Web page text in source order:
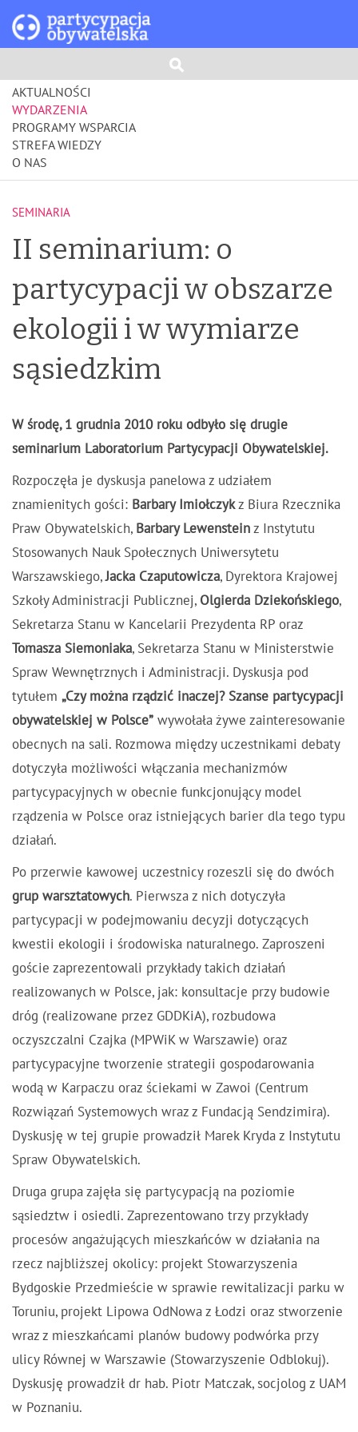
AKTUALNOŚCI
WYDARZENIA
PROGRAMY WSPARCIA
STREFA WIEDZY
O NAS
SEMINARIA
II seminarium: o
partycypacji w obszarze
ekologii i w wymiarze
sąsiedzkim
W środę, 1 grudnia 2010 roku odbyło się drugie
seminarium Laboratorium Partycypacji Obywatelskiej.
Rozpoczęła je dyskusja panelowa z udziałem
znamienitych gości: Barbary Imiołczykz Biura Rzecznika
Praw Obywatelskich, Barbary Lewenstein z Instytutu
Stosowanych Nauk Społecznych Uniwersytetu
Warszawskiego,Jacka Czaputowicza, Dyrektora Krajowej
Szkoły Administracji Publicznej, Olgierda Dziekońskiego,
Sekretarza Stanu w Kancelarii Prezydenta RP oraz
Tomasza Siemoniaka, Sekretarza Stanu w Ministerstwie
Spraw Wewnętrznych i Administracji. Dyskusja pod
tytułem „Czy można rządzić inaczej? Szanse partycypacji
obywatelskiej w Polsce” wywołała żywe zainteresowanie
obecnych na sali. Rozmowa między uczestnikami debaty
dotyczyła możliwości włączania mechanizmów
partycypacyjnych w obecnie funkcjonujący model
rządzenia w Polsce oraz istniejących barier dla tego typu
działań.
Po przerwie kawowej uczestnicy rozeszli się do dwóch
grup warsztatowych. Pierwsza z nich dotyczyła
partycypacji w podejmowaniu decyzji dotyczących
kwestii ekologii i środowiska naturalnego. Zaproszeni
goście zaprezentowali przykłady takich działań
realizowanych w Polsce, jak: konsultacje przy budowie
dróg (realizowane przez GDDKiA), rozbudowa
oczyszczalni Czajka (MPWiK w Warszawie) oraz
partycypacyjne tworzenie strategii gospodarowania
wodą w Karpaczu oraz ściekami w Zawoi (Centrum
Rozwiązań Systemowych wraz z Fundacją Sendzimira).
Dyskusję w tej grupie prowadził Marek Kryda z Instytutu
Spraw Obywatelskich.
Druga grupa zajęła się partycypacją na poziomie
sąsiedztw i osiedli. Zaprezentowano trzy przykłady
procesów angażujących mieszkańców w działania na
rzecz najbliższej okolicy: projekt Stowarzyszenia
Bydgoskie Przedmieście w sprawie rewitalizacji parku w
Toruniu, projekt Lipowa OdNowa z Łodzi oraz stworzenie
wraz z mieszkańcami planów budowy podwórka przy
ulicy Równej w Warszawie (Stowarzyszenie Odblokuj).
Dyskusję prowadził dr hab. Piotr Matczak, socjolog z UAM
w Poznaniu.